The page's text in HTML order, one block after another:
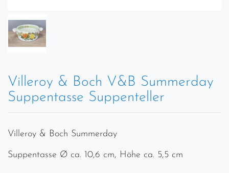
Villeroy & Boch V&B Summerday
Suppentasse Suppenteller
Villeroy & Boch Summerday
Suppentasse Ø ca. 10,6 cm, Höhe ca. 5,5 cm